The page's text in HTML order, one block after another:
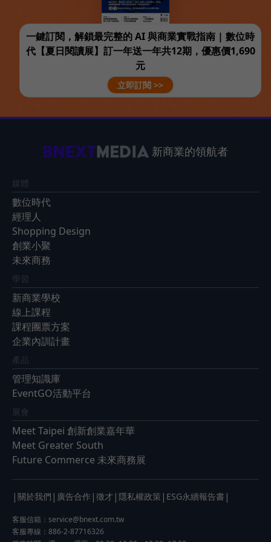
一鍵訂閱，解鎖最完整的 AI 與商業實戰指南 | 數位時
代【夏日閱讀展】訂一年送一年共12期，優惠價1,690
元
立即訂閱 >>
新商業的領航者
媒體
數位時代
經理人
Shopping Design
創業小聚
未來商務
學習
新商業學校
線上課程
課程團票方案
企業內訓計畫
產品
管理知識庫
EventGO活動平台
展會
Meet Taipei 創新創業嘉年華
Meet Greater South
Future Commerce 未來商務展
| 關於我們 | 廣告合作 | 徵才 | 隱私權政策 | ESG永續報告書 |
客服信箱： service@bnext.com.tw
客服專線：886-2-87716326